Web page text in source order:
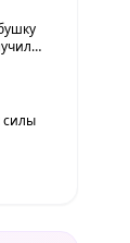
силы